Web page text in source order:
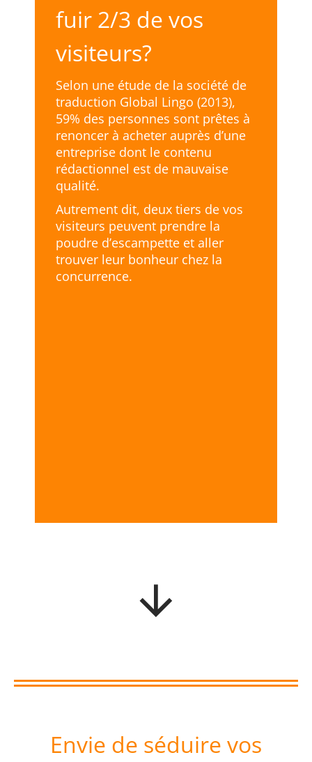
fuir 2/3 de vos
visiteurs?
Selon une étude de la société de
traduction Global Lingo (2013),
59% des personnes sont prêtes à
renoncer à acheter auprès d’une
entreprise dont le contenu
rédactionnel est de mauvaise
qualité.
Autrement dit, deux tiers de vos
visiteurs peuvent prendre la
poudre d’escampette et aller
trouver leur bonheur chez la
concurrence.
Envie de séduire vos